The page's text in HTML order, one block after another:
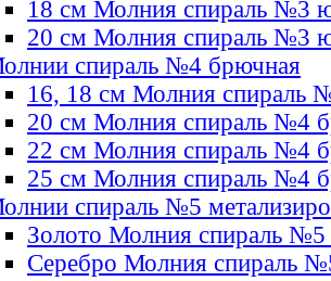
18 см Молния спираль №3
20 см Молния спираль №3
спираль №4 брючная
16, 18 см Молния спираль
20 см Молния спираль №4
22 см Молния спираль №4
25 см Молния спираль №4
спираль №5
Золото Молния спираль №5
Серебро Молния спираль